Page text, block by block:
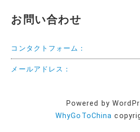
お問い合わせ
コンタクトフォーム：
メールアドレス：
Powered by
WhyGoToChina